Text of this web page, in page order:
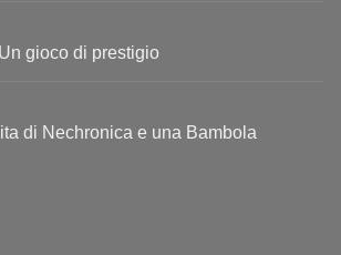
gioco di prestigio
di Nechronica e una Bambola